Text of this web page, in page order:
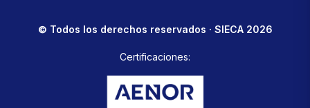
© Todos los derechos reservados · SIECA 2026
Certificaciones: